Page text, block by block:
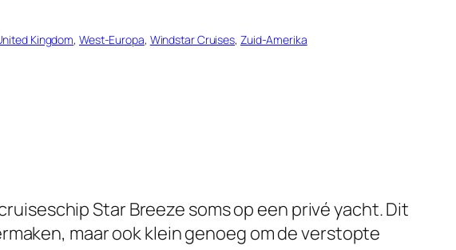
Kingdom, West-Europa, Windstar Cruises, Zuid-Amerika
Star Breeze soms op een privé yacht. Dit
maar ook klein genoeg om de verstopte